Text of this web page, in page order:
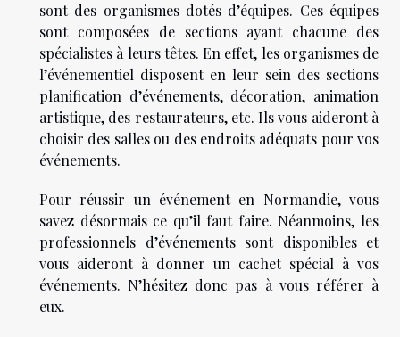
sont des organismes dotés d’équipes. Ces équipes
sont composées de sections ayant chacune des
spécialistes à leurs têtes. En effet, les organismes de
l’événementiel disposent en leur sein des sections
planification d’événements, décoration, animation
artistique, des restaurateurs, etc. Ils vous aideront à
choisir des salles ou des endroits adéquats pour vos
événements.
Pour réussir un événement en Normandie, vous
savez désormais ce qu’il faut faire. Néanmoins, les
professionnels d’événements sont disponibles et
vous aideront à donner un cachet spécial à vos
événements. N’hésitez donc pas à vous référer à
eux.